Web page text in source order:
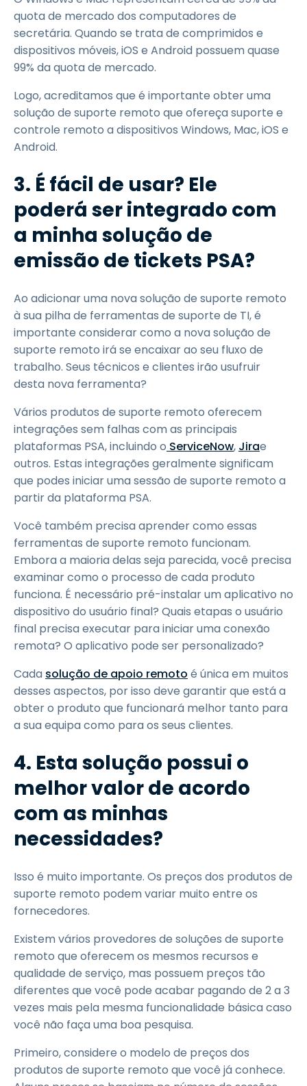
quota de mercado dos computadores de
secretária. Quando se trata de comprimidos e
dispositivos móveis, iOS e Android possuem quase
99% da quota de mercado.
Logo, acreditamos que é importante obter uma
solução de suporte remoto que ofereça suporte e
controle remoto a dispositivos Windows, Mac, iOS e
Android.
3. É fácil de usar? Ele
poderá ser integrado com
a minha solução de
emissão de tickets PSA?
Ao adicionar uma nova solução de suporte remoto
à sua pilha de ferramentas de suporte de TI, é
importante considerar como a nova solução de
suporte remoto irá se encaixar ao seu fluxo de
trabalho. Seus técnicos e clientes irão usufruir
desta nova ferramenta?
Vários produtos de suporte remoto oferecem
integrações sem falhas com as principais
plataformas PSA, incluindo o ServiceNow, Jirae
outros. Estas integrações geralmente significam
que podes iniciar uma sessão de suporte remoto a
partir da plataforma PSA.
Você também precisa aprender como essas
ferramentas de suporte remoto funcionam.
Embora a maioria delas seja parecida, você precisa
examinar como o processo de cada produto
funciona. É necessário pré-instalar um aplicativo no
dispositivo do usuário final? Quais etapas o usuário
final precisa executar para iniciar uma conexão
remota? O aplicativo pode ser personalizado?
Cada solução de apoio remoto é única em muitos
desses aspectos, por isso deve garantir que está a
obter o produto que funcionará melhor tanto para
a sua equipa como para os seus clientes.
4. Esta solução possui o
melhor valor de acordo
com as minhas
necessidades?
Isso é muito importante. Os preços dos produtos de
suporte remoto podem variar muito entre os
fornecedores.
Existem vários provedores de soluções de suporte
remoto que oferecem os mesmos recursos e
qualidade de serviço, mas possuem preços tão
diferentes que você pode acabar pagando de 2 a 3
vezes mais pela mesma funcionalidade básica caso
você não faça uma boa pesquisa.
Primeiro, considere o modelo de preços dos
produtos de suporte remoto que você já conhece.